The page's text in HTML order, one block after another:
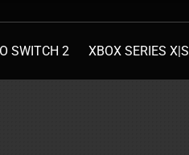
SWITCH 2 XBOX SERIES X|S